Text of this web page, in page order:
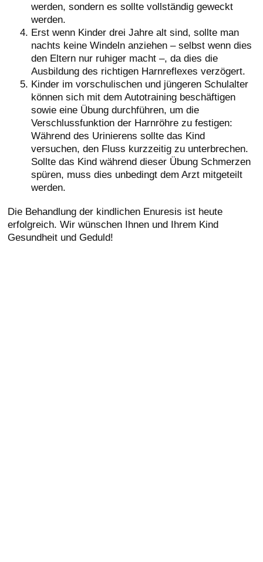
werden, sondern es sollte vollständig geweckt
werden.
Erst wenn Kinder drei Jahre alt sind, sollte man
nachts keine Windeln anziehen – selbst wenn dies
den Eltern nur ruhiger macht –, da dies die
Ausbildung des richtigen Harnreflexes verzögert.
Kinder im vorschulischen und jüngeren Schulalter
können sich mit dem Autotraining beschäftigen
sowie eine Übung durchführen, um die
Verschlussfunktion der Harnröhre zu festigen:
Während des Urinierens sollte das Kind
versuchen, den Fluss kurzzeitig zu unterbrechen.
Sollte das Kind während dieser Übung Schmerzen
spüren, muss dies unbedingt dem Arzt mitgeteilt
werden.
Die Behandlung der kindlichen Enuresis ist heute
erfolgreich. Wir wünschen Ihnen und Ihrem Kind
Gesundheit und Geduld!